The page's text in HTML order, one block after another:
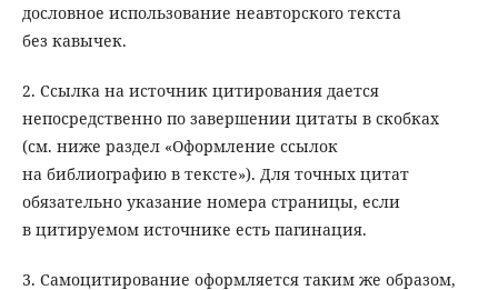
дословное использование неавторского текста
без кавычек.
2. Ссылка на источник цитирования дается
непосредственно по завершении цитаты в скобках
(см. ниже раздел «Оформление ссылок
на библиографию в тексте»). Для точных цитат
обязательно указание номера страницы, если
в цитируемом источнике есть пагинация.
3. Самоцитирование оформляется таким же образом,